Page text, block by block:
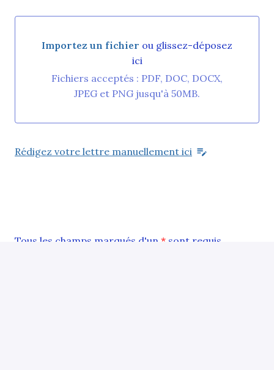
Importez un fichier ou glissez-déposez
ici
Importez un fichier ou glissez-déposez ici
Fichiers acceptés : PDF, DOC, DOCX,
JPEG et PNG jusqu'à 50MB.
Rédigez votre lettre manuellement ici
Tous les champs marqués d'un * sont requis.